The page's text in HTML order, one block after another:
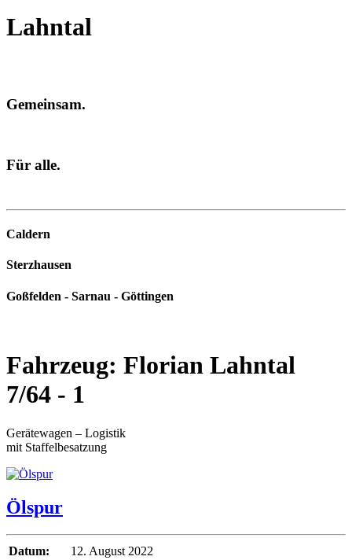
Lahntal
Gemeinsam.
Für alle.
Caldern
Sterzhausen
Goßfelden - Sarnau - Göttingen
Fahrzeug: Florian Lahntal
7/64 - 1
Gerätewagen – Logistik
mit Staffelbesatzung
Ölspur
Datum:
12. August 2022